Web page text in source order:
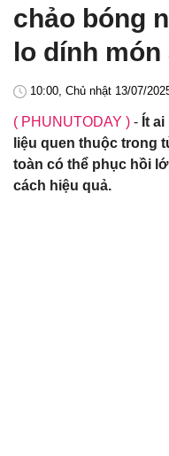
chảo bóng
lo dính món
10:00, Chủ nhật 13/07/
( PHUNUTODAY ) - Ít
liệu quen thuộc trong
toàn có thể phục hồi
cách hiệu quả.